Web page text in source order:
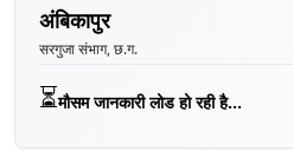
अंबिकापुर
सरगुजा संभाग, छ.ग.
⏳मौसम जानकारी लोड हो रही है...